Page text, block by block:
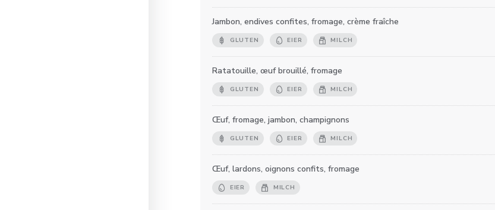
Jambon, endives confites, fromage, crème fraîche
GLUTEN EIER MILCH
Ratatouille, œuf brouillé, fromage
GLUTEN EIER MILCH
Œuf, fromage, jambon, champignons
GLUTEN EIER MILCH
Œuf, lardons, oignons confits, fromage
EIER MILCH